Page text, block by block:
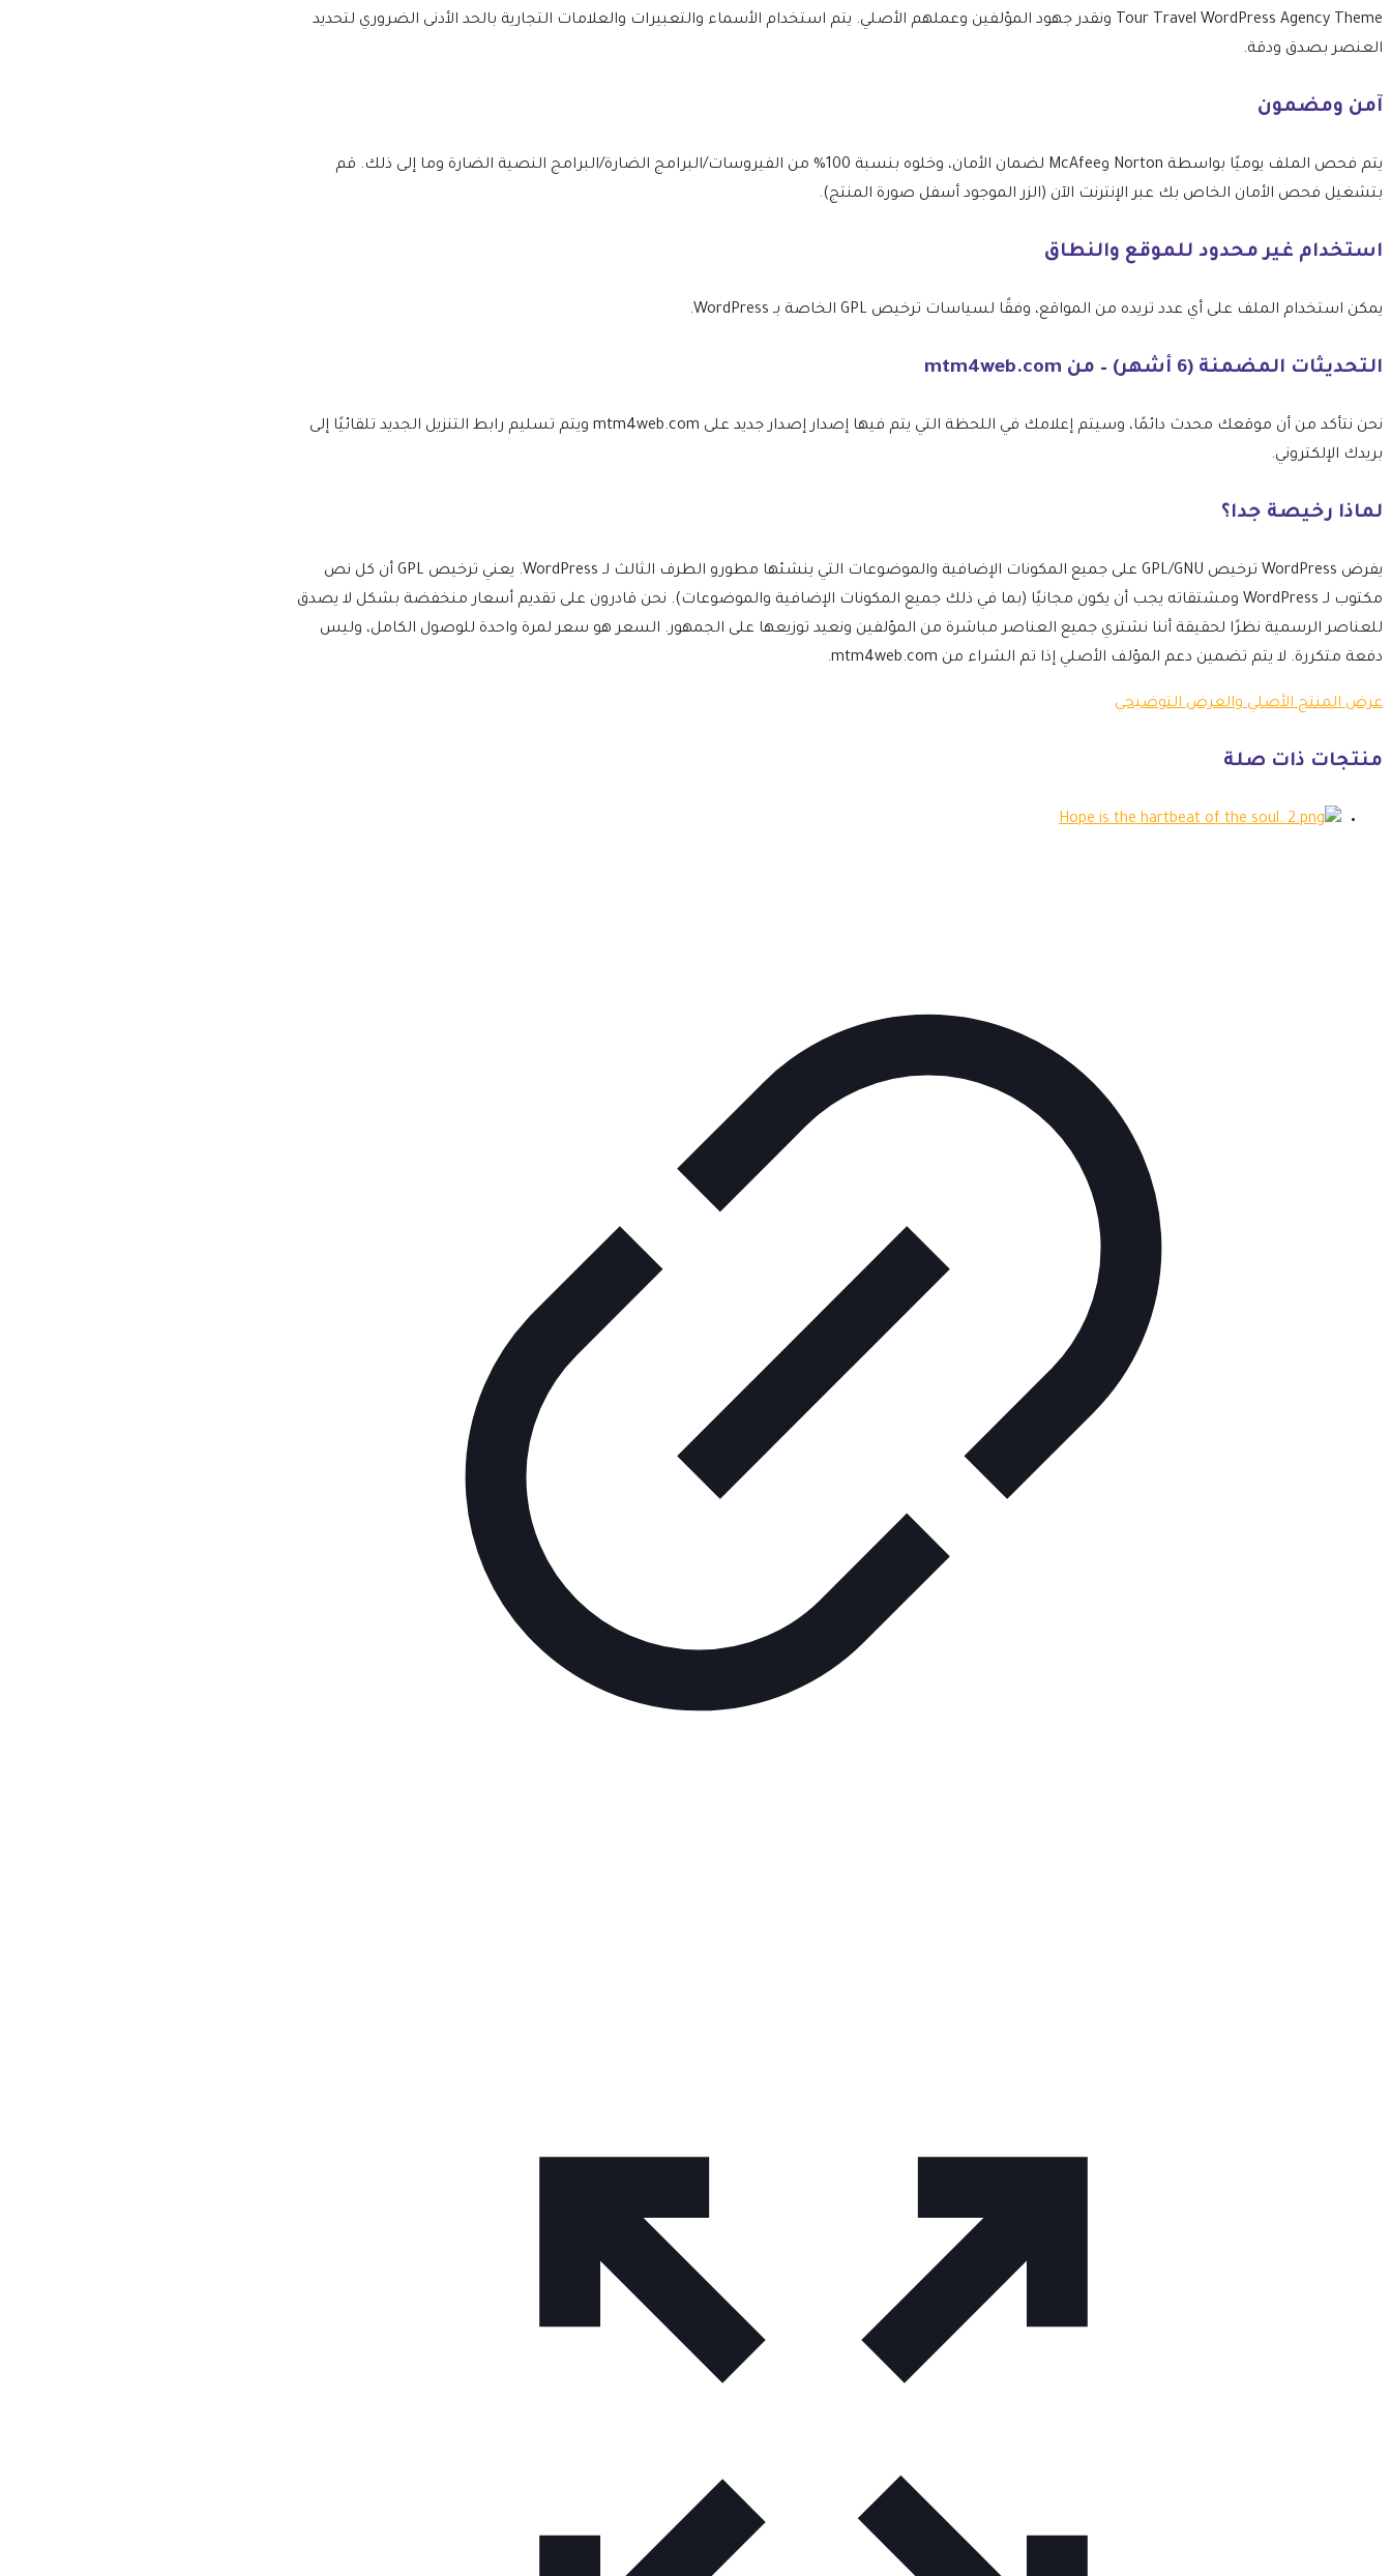
Tour Travel WordPress Agency Theme ونقدر جهود المؤلفين وعملهم الأصلي. يتم استخدام الأسماء والتعبيرات والعلامات التجارية بالحد الأدنى الضروري لتحديد
العنصر بصدق ودقة.
آمن ومضمون
يتم فحص الملف يوميًا بواسطة Norton وMcAfee لضمان الأمان، وخلوه بنسبة 100% من الفيروسات/البرامج الضارة/البرامج النصية الضارة وما إلى ذلك. قم
بتشغيل فحص الأمان الخاص بك عبر الإنترنت الآن (الزر الموجود أسفل صورة المنتج).
استخدام غير محدود للموقع والنطاق
يمكن استخدام الملف على أي عدد تريده من المواقع، وفقًا لسياسات ترخيص GPL الخاصة بـ WordPress.
التحديثات المضمنة (6 أشهر) – من mtm4web.com
نحن نتأكد من أن موقعك محدث دائمًا، وسيتم إعلامك في اللحظة التي يتم فيها إصدار إصدار جديد على mtm4web.com ويتم تسليم رابط التنزيل الجديد تلقائيًا إلى
بريدك الإلكتروني.
لماذا رخيصة جدا؟
يفرض WordPress ترخيص GPL/GNU على جميع المكونات الإضافية والموضوعات التي ينشئها مطورو الطرف الثالث لـ WordPress. يعني ترخيص GPL أن كل نص
مكتوب لـ WordPress ومشتقاته يجب أن يكون مجانيًا (بما في ذلك جميع المكونات الإضافية والموضوعات). نحن قادرون على تقديم أسعار منخفضة بشكل لا يصدق
للعناصر الرسمية نظرًا لحقيقة أننا نشتري جميع العناصر مباشرة من المؤلفين ونعيد توزيعها على الجمهور. السعر هو سعر لمرة واحدة للوصول الكامل، وليس
دفعة متكررة. لا يتم تضمين دعم المؤلف الأصلي إذا تم الشراء من mtm4web.com.
عرض المنتج الأصلي والعرض التوضيحي
منتجات ذات صلة